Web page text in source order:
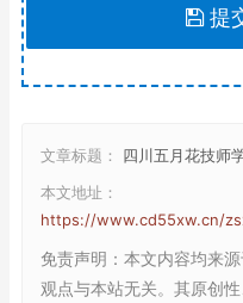
提
文章标题： 四川五月花技师
本文地址：
https://www.cd55xw.cn/
免责声明 ：本文内容均来
观点与本站无关。其原创